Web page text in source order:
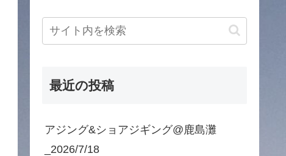
最近の投稿
アジング&ショアジギング@鹿島灘
_2026/7/18